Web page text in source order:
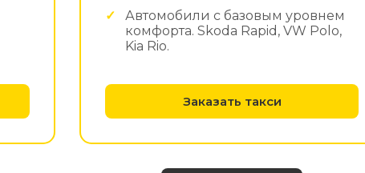
Автомобили с базовым уровнем
комфорта. Skoda Rapid, VW Polo,
Kia Rio.
Заказать такси